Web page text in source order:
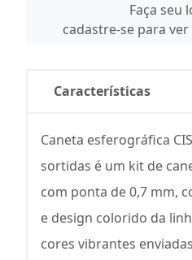
Faça seu
cadastre-se para
Características
Caneta esferográfica
sortidas é um kit de
com ponta de 0,7 mm,
e design colorido da
cores vibrantes